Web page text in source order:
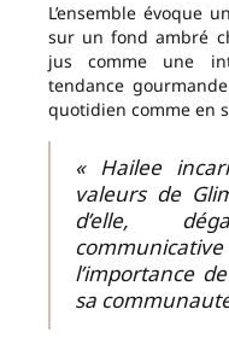
L’ensemble évoque
sur un fond ambré
jus comme une
tendance
quotidien comme en
« Hailee
valeurs de
d’elle,
l’importance
sa